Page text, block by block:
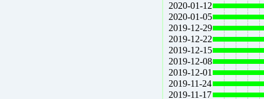
2020-01-12
2020-01-05
2019-12-29
2019-12-22
2019-12-15
2019-12-08
2019-12-01
2019-11-24
2019-11-17